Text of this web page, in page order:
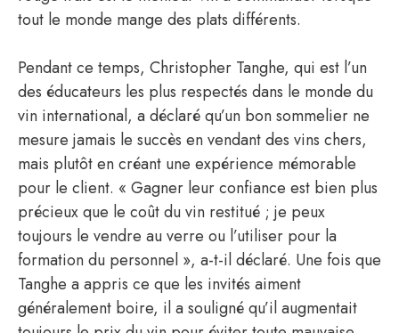
tout le monde mange des plats différents.
Pendant ce temps, Christopher Tanghe, qui est l’un
des éducateurs les plus respectés dans le monde du
vin international, a déclaré qu’un bon sommelier ne
mesure jamais le succès en vendant des vins chers,
mais plutôt en créant une expérience mémorable
pour le client. « Gagner leur confiance est bien plus
précieux que le coût du vin restitué ; je peux
toujours le vendre au verre ou l’utiliser pour la
formation du personnel », a-t-il déclaré. Une fois que
Tanghe a appris ce que les invités aiment
généralement boire, il a souligné qu’il augmentait